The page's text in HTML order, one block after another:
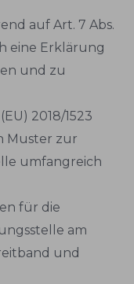
auf Art. 7 Abs.
eine Erklärung
und zu
2018/1523
Muster zur
umfangreich
für die
am
und